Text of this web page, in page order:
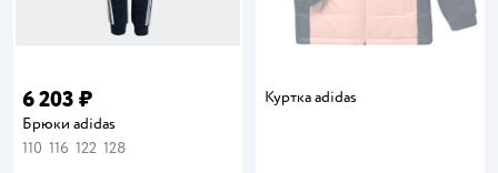
6 203 ₽
Брюки adidas
110 116 122 128
Куртка adidas